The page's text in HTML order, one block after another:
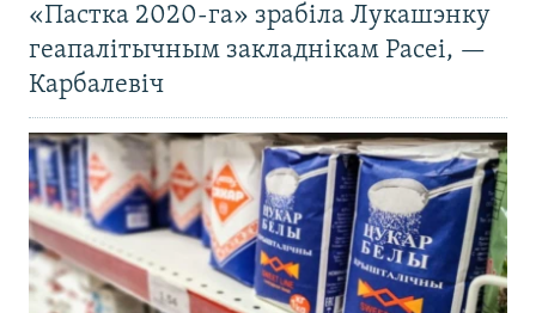
«Пастка 2020-га» зрабіла Лукашэнку
геапалітычным закладнікам Расеі, —
Карбалевіч